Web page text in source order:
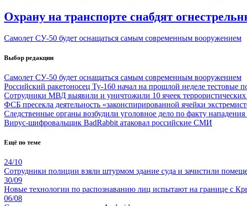
Охрану на транспорте снабдят
Самолет СУ-50 будет оснащаться самым современным вооружением
Выбор редакции
Самолет СУ-50 будет оснащаться самым современным вооружением
Российский ракетоносец Ту-160 начал на прошлой неделе тестовые
Сотрудники МВД выявили и уничтожили 10 ячеек
ФСБ пресекла деятельность «законспирированной ячейки
Следственные органы возбудили уголовное дело по факту
Вирус-шифровальщик BadRabbit атаковал российские СМИ
Ещё по теме
24/10
Сотрудники полиции взяли штурмом здание суда и зачистили
30/09
Новые технологии по распознаванию лиц испытают на границе с
06/08